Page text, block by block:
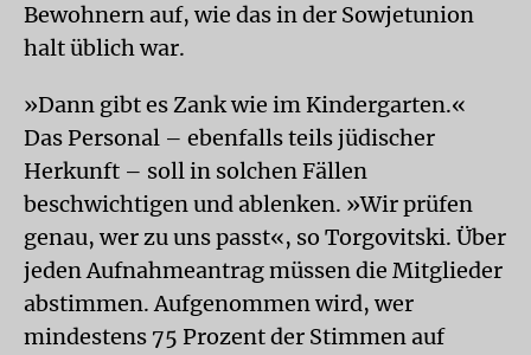
Bewohnern auf, wie das in der Sowjetunion
halt üblich war.
»Dann gibt es Zank wie im Kindergarten.«
Das Personal – ebenfalls teils jüdischer
Herkunft – soll in solchen Fällen
beschwichtigen und ablenken. »Wir prüfen
genau, wer zu uns passt«, so Torgovitski. Über
jeden Aufnahmeantrag müssen die Mitglieder
abstimmen. Aufgenommen wird, wer
mindestens 75 Prozent der Stimmen auf